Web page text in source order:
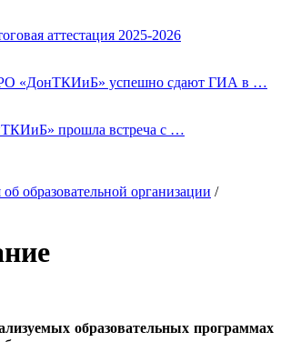
аттестация 2025-2026
«ДонТКИиБ» успешно сдают ГИА в …
прошла встреча с …
образовательной организации /
образовательных программах